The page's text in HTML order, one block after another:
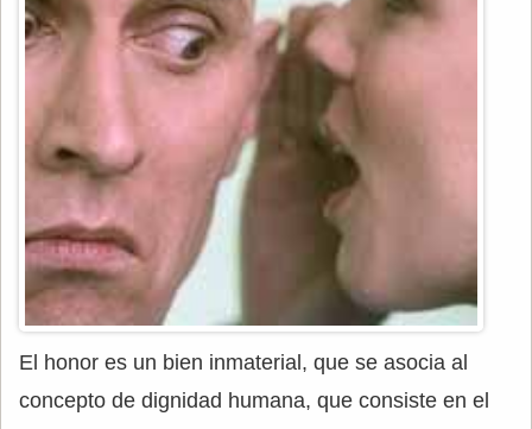
El honor es un bien inmaterial, que se asocia al
concepto de dignidad humana, que consiste en el